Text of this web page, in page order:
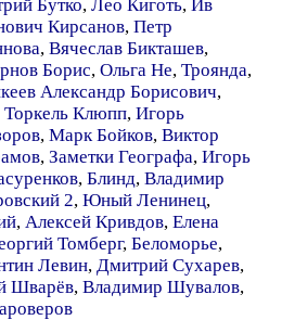
Бутко, Лео Киготь, Ив
Кирсанов, Петр
, Вячеслав Бикташев,
Борис, Ольга Не, Троянда,
Александр Борисович,
Торкель Клюпп, Игорь
, Марк Бойков, Виктор
, Заметки Географа, Игорь
, Блинд, Владимир
2, Юный Ленинец,
, Алексей Кривдов, Елена
Томберг, Беломорье,
Левин, Дмитрий Сухарев,
Шварёв, Владимир Шувалов,